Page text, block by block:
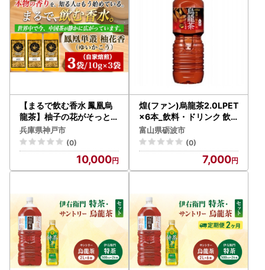
【まるで飲む香水 鳳凰烏
龍茶】柚子の花がそっと開
くような、繊細で明るい香
り。自家焙煎 柚花香 10g×
3パック（ゆいかこう）｜
兵庫県神戸市
(0)
10,000
煌(ファン)烏龍茶2.0LPET
×6本_飲料・ドリンク 飲
料 茶 _【1531273】
富山県砺波市
(0)
7,000